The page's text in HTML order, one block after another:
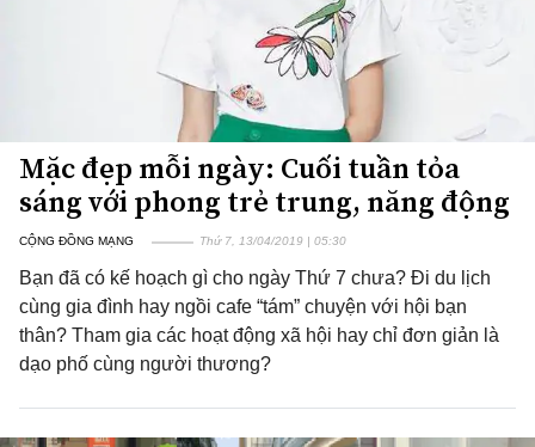
Mặc đẹp mỗi ngày: Cuối tuần tỏa
sáng với phong trẻ trung, năng động
CỘNG ĐỒNG MẠNG Thứ 7, 13/04/2019 | 05:30
Bạn đã có kế hoạch gì cho ngày Thứ 7 chưa? Đi du lịch
cùng gia đình hay ngồi cafe “tám” chuyện với hội bạn
thân? Tham gia các hoạt động xã hội hay chỉ đơn giản là
dạo phố cùng người thương?